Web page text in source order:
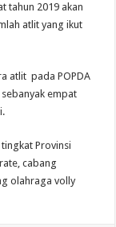
tahun 2019 akan
atlit yang ikut
atlit pada POPDA
empat
Provinsi
cabang
olahraga volly